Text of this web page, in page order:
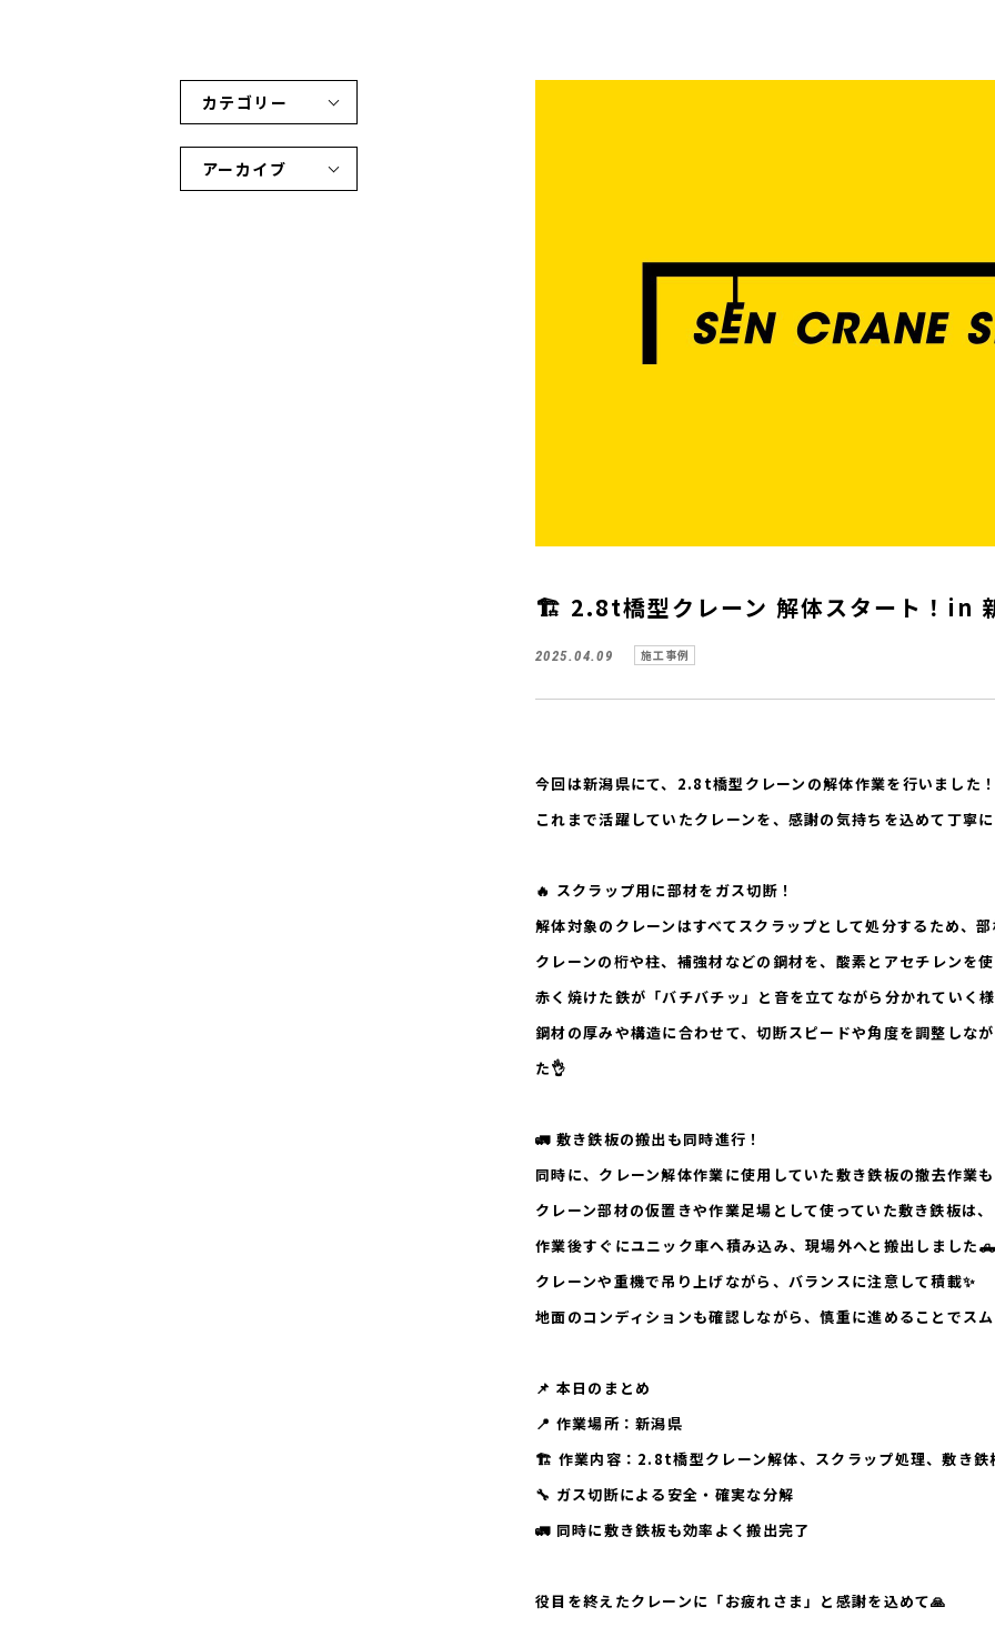
🏗️ 2.8t橋型クレーン 解体スタート！in
2025.04.09 施工事例
今回は新潟県にて、 2.8t橋型クレーンの解体作業を行いました！
これまで活躍していたクレーンを、感謝の気持ちを込めて丁寧
🔥 スクラップ用に部材をガス切断！
解体対象のクレーンはすべてスクラップとして処分するため、
クレーンの桁や柱、補強材などの鋼材を、 酸素とアセチレンを
赤く焼けた鉄が「バチバチッ」と音を立てながら分かれていく
鋼材の厚みや構造に合わせて、切断スピードや角度を調整しなが
た👌
🚛 敷き鉄板の搬出も同時進行！
同時に、クレーン解体作業に使用していた敷き鉄板の撤去作業
クレーン部材の仮置きや作業足場として使っていた敷き鉄板は、
作業後すぐにユニック車へ積み込み、現場外へと搬出 しました
クレーンや重機で吊り上げながら、バランスに注意して積載✨
地面のコンディションも確認しながら、慎重に進めることでス
📌 本日のまとめ
📍 作業場所：新潟県
🏗️ 作業内容：2.8t橋型クレーン解体、スクラップ処理、敷き鉄
🔧 ガス切断による安全・確実な分解
🚛 同時に敷き鉄板も効率よく搬出完了
役目を終えたクレーンに「お疲れさま」と感謝を込めて🙏